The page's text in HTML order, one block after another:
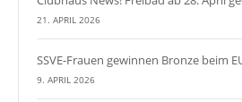
21. APRIL 2026
SSVE-Frauen gewinnen Bronze beim
9. APRIL 2026